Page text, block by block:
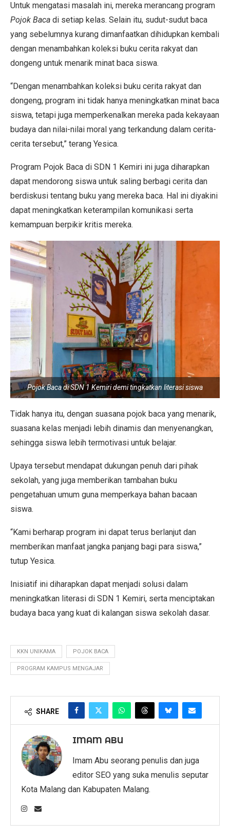
Untuk mengatasi masalah ini, mereka merancang program
Pojok Baca di setiap kelas. Selain itu, sudut-sudut baca
yang sebelumnya kurang dimanfaatkan dihidupkan kembali
dengan menambahkan koleksi buku cerita rakyat dan
dongeng untuk menarik minat baca siswa.
“Dengan menambahkan koleksi buku cerita rakyat dan
dongeng, program ini tidak hanya meningkatkan minat baca
siswa, tetapi juga memperkenalkan mereka pada kekayaan
budaya dan nilai-nilai moral yang terkandung dalam cerita-
cerita tersebut,” terang Yesica.
Program Pojok Baca di SDN 1 Kemiri ini juga diharapkan
dapat mendorong siswa untuk saling berbagi cerita dan
berdiskusi tentang buku yang mereka baca. Hal ini diyakini
dapat meningkatkan keterampilan komunikasi serta
kemampuan berpikir kritis mereka.
Pojok Baca di SDN 1 Kemiri demi tingkatkan literasi siswa
Tidak hanya itu, dengan suasana pojok baca yang menarik,
suasana kelas menjadi lebih dinamis dan menyenangkan,
sehingga siswa lebih termotivasi untuk belajar.
Upaya tersebut mendapat dukungan penuh dari pihak
sekolah, yang juga memberikan tambahan buku
pengetahuan umum guna memperkaya bahan bacaan
siswa.
“Kami berharap program ini dapat terus berlanjut dan
memberikan manfaat jangka panjang bagi para siswa,”
tutup Yesica.
Inisiatif ini diharapkan dapat menjadi solusi dalam
meningkatkan literasi di SDN 1 Kemiri, serta menciptakan
budaya baca yang kuat di kalangan siswa sekolah dasar.
KKN UNIKAMA POJOK BACA
PROGRAM KAMPUS MENGAJAR
SHARE
IMAM ABU
Imam Abu seorang penulis dan juga
editor SEO yang suka menulis seputar
Kota Malang dan Kabupaten Malang.